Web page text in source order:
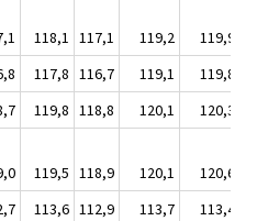
118,1 117,1 119,2
119,9
117,8 116,7 119,1
119,8
119,8 118,8 120,1
120,3
119,5 118,9 120,1
120,6
113,6 112,9 113,7
113,4